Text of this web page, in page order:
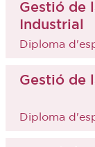
Gestió de
Industrial
Diploma
Gestió de
Diploma